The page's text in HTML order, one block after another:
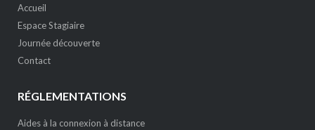
Accueil
Espace Stagiaire
Journée découverte
Contact
RÉGLEMENTATIONS
Aides à la connexion à distance